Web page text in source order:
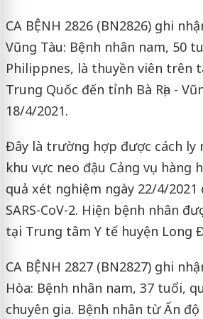
CA BỆNH 2826 (BN2826) ghi
Vũng Tàu: Bệnh nhân nam, 50
Philippnes, là thuyền viên trên
Trung Quốc đến tỉnh Bà Rịa -
18/4/2021.
Đây là trường hợp được cách ly
khu vực neo đậu Cảng vụ hàng
quả xét nghiệm ngày 22/4/
SARS-CoV-2. Hiện bệnh nhân
tại Trung tâm Y tế huyện Long
CA BỆNH 2827 (BN2827) ghi
Hòa: Bệnh nhân nam, 37 tuổi,
chuyên gia. Bệnh nhân từ Ấn